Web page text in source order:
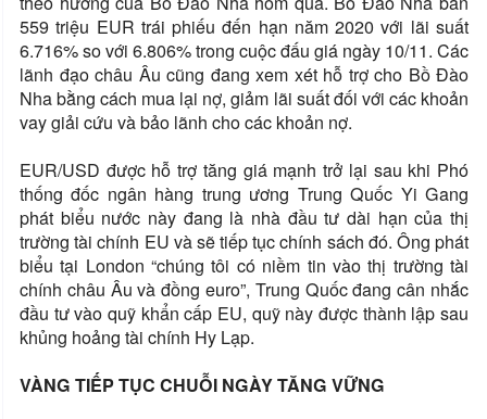
559 triệu EUR trái phiếu đến hạn năm 2020 với lãi suất
6.716% so với 6.806% trong cuộc đấu giá ngày 10/11. Các
lãnh đạo châu Âu cũng đang xem xét hỗ trợ cho Bồ Đào
Nha bằng cách mua lại nợ, giảm lãi suất đối với các khoản
vay giải cứu và bảo lãnh cho các khoản nợ.
EUR/USD được hỗ trợ tăng giá mạnh trở lại sau khi Phó
thống đốc ngân hàng trung ương Trung Quốc Yi Gang
phát biểu nước này đang là nhà đầu tư dài hạn của thị
trường tài chính EU và sẽ tiếp tục chính sách đó. Ông phát
biểu tại London “chúng tôi có niềm tin vào thị trường tài
chính châu Âu và đồng euro”, Trung Quốc đang cân nhắc
đầu tư vào quỹ khẩn cấp EU, quỹ này được thành lập sau
khủng hoảng tài chính Hy Lạp.
VÀNG TIẾP TỤC CHUỖI NGÀY TĂNG VỮNG